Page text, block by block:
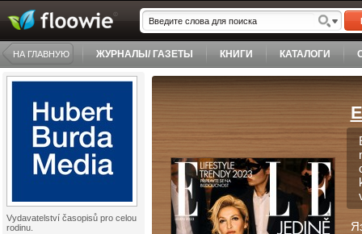
НА ГЛАВНУЮ ЖУРНАЛЫ/ ГАЗЕТЫ КНИГИ КАТАЛОГИ
Vydavatelství časopisů pro celou
rodinu.